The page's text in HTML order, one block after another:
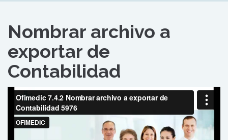
Nombrar archivo a
exportar de
Contabilidad